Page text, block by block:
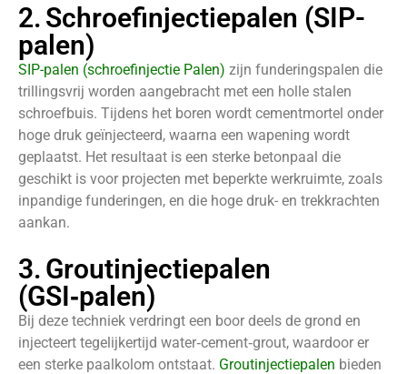
2. Schroefinjectiepalen (SIP-
palen)
SIP-palen (schroefinjectie Palen) zijn funderingspalen die
trillingsvrij worden aangebracht met een holle stalen
schroefbuis. Tijdens het boren wordt cementmortel onder
hoge druk geïnjecteerd, waarna een wapening wordt
geplaatst. Het resultaat is een sterke betonpaal die
geschikt is voor projecten met beperkte werkruimte, zoals
inpandige funderingen, en die hoge druk- en trekkrachten
aankan.
3. Groutinjectiepalen
(GSI‑palen)
Bij deze techniek verdringt een boor deels de grond en
injecteert tegelijkertijd water‑cement‑grout, waardoor er
een sterke paalkolom ontstaat. Groutinjectiepalen bieden